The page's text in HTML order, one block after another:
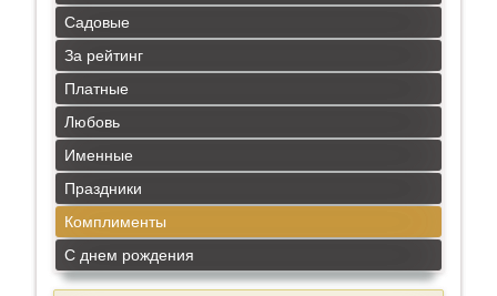
Садовые
За рейтинг
Платные
Любовь
Именные
Праздники
Комплименты
С днем рождения